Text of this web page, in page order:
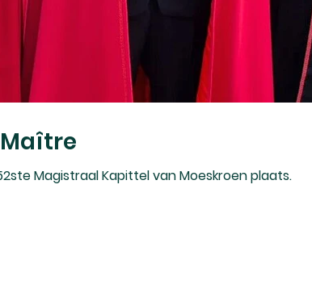
Magistraal Kapittel van Moeskroen plaats.